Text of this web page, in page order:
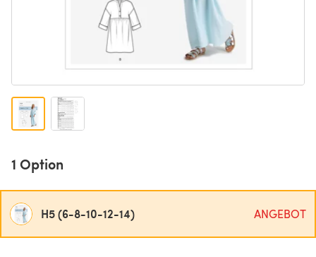
1 Option
H5 (6-8-10-12-14) ANGEBOT